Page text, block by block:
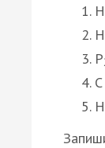
P
C
H